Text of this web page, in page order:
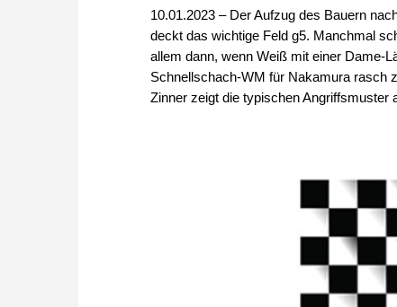
10.01.2023 – Der Aufzug des Bauern
deckt das wichtige Feld g5. Manchmal
allem dann, wenn Weiß mit einer Dame-
Schnellschach-WM für Nakamura rasch
Zinner zeigt die typischen Angriffsmuster